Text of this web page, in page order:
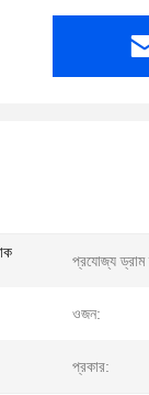
প্রযোজ্য ড্রাম
ওজন:
প্রকার: